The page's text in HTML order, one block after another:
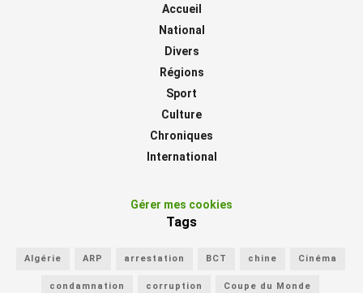
Accueil
National
Divers
Régions
Sport
Culture
Chroniques
International
Gérer mes cookies
Tags
Algérie ARP arrestation BCT chine Cinéma
condamnation corruption Coupe du Monde